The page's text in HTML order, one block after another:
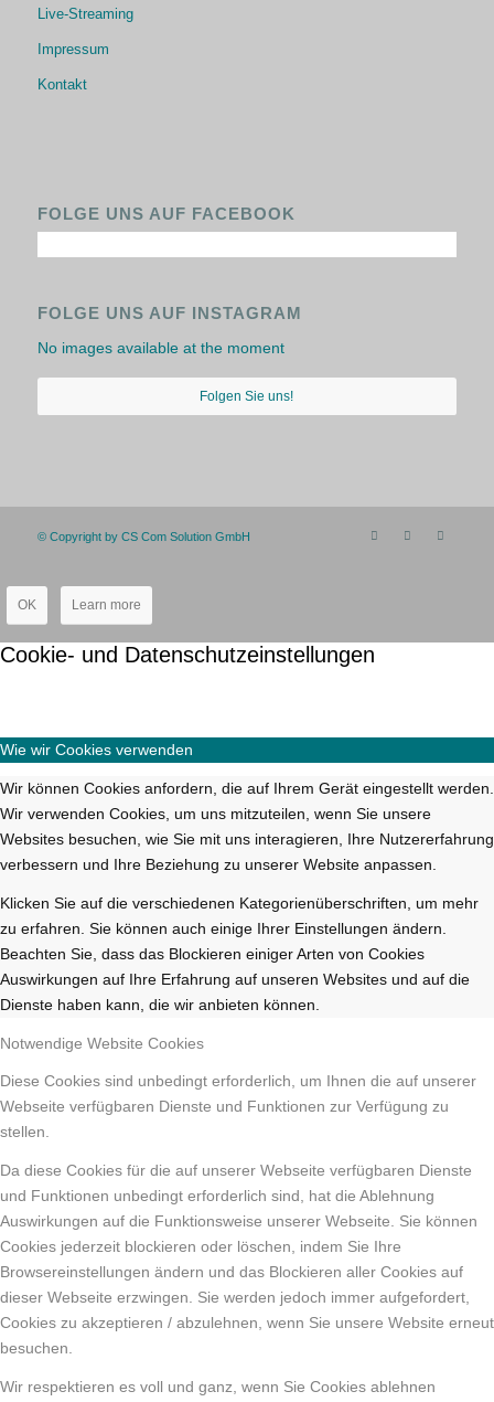
Live-Streaming
Impressum
Kontakt
FOLGE UNS AUF FACEBOOK
FOLGE UNS AUF INSTAGRAM
No images available at the moment
Folgen Sie uns!
© Copyright by CS Com Solution GmbH
OK Learn more
Cookie- und Datenschutzeinstellungen
Wie wir Cookies verwenden
Wir können Cookies anfordern, die auf Ihrem Gerät eingestellt werden.
Wir verwenden Cookies, um uns mitzuteilen, wenn Sie unsere
Websites besuchen, wie Sie mit uns interagieren, Ihre Nutzererfahrung
verbessern und Ihre Beziehung zu unserer Website anpassen.
Klicken Sie auf die verschiedenen Kategorienüberschriften, um mehr
zu erfahren. Sie können auch einige Ihrer Einstellungen ändern.
Beachten Sie, dass das Blockieren einiger Arten von Cookies
Auswirkungen auf Ihre Erfahrung auf unseren Websites und auf die
Dienste haben kann, die wir anbieten können.
Notwendige Website Cookies
Diese Cookies sind unbedingt erforderlich, um Ihnen die auf unserer
Webseite verfügbaren Dienste und Funktionen zur Verfügung zu
stellen.
Da diese Cookies für die auf unserer Webseite verfügbaren Dienste
und Funktionen unbedingt erforderlich sind, hat die Ablehnung
Auswirkungen auf die Funktionsweise unserer Webseite. Sie können
Cookies jederzeit blockieren oder löschen, indem Sie Ihre
Browsereinstellungen ändern und das Blockieren aller Cookies auf
dieser Webseite erzwingen. Sie werden jedoch immer aufgefordert,
Cookies zu akzeptieren / abzulehnen, wenn Sie unsere Website erneut
besuchen.
Wir respektieren es voll und ganz, wenn Sie Cookies ablehnen